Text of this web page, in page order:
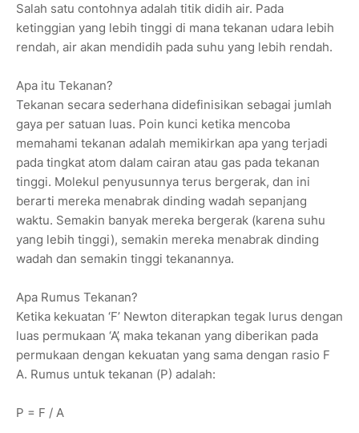
Salah satu contohnya adalah titik didih air. Pada
ketinggian yang lebih tinggi di mana tekanan udara lebih
rendah, air akan mendidih pada suhu yang lebih rendah.
Apa itu Tekanan?
Tekanan secara sederhana didefinisikan sebagai jumlah
gaya per satuan luas. Poin kunci ketika mencoba
memahami tekanan adalah memikirkan apa yang terjadi
pada tingkat atom dalam cairan atau gas pada tekanan
tinggi. Molekul penyusunnya terus bergerak, dan ini
berarti mereka menabrak dinding wadah sepanjang
waktu. Semakin banyak mereka bergerak (karena suhu
yang lebih tinggi), semakin mereka menabrak dinding
wadah dan semakin tinggi tekanannya.
Apa Rumus Tekanan?
Ketika kekuatan ‘F’ Newton diterapkan tegak lurus dengan
luas permukaan ‘A’, maka tekanan yang diberikan pada
permukaan dengan kekuatan yang sama dengan rasio F
A. Rumus untuk tekanan (P) adalah:
P = F / A